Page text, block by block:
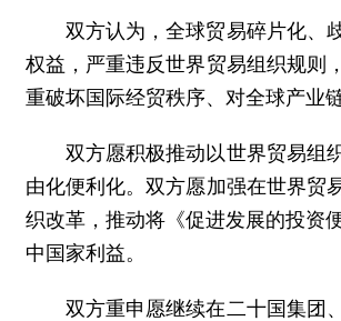
双方认为，全球贸易碎片化、
权益，严重违反世界贸易组织规则
重破坏国际经贸秩序、对全球产业
双方愿积极推动以世界贸易组
由化便利化。双方愿加强在世界贸
织改革，推动将《促进发展的投资
中国家利益。
双方重申愿继续在二十国集团